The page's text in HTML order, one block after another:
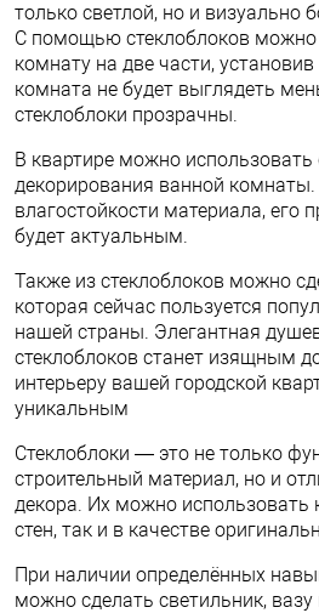
только светлой, но и визуально
С помощью стеклоблоков
комнату на две части,
комната не будет выглядеть
стеклоблоки прозрачны.
В квартире можно использовать
декорирования ванной комнаты.
влагостойкости материала, его
будет актуальным.
Также из стеклоблоков можно
которая сейчас пользуется
нашей страны. Элегантная
стеклоблоков станет изящным
интерьеру вашей городской
уникальным
Стеклоблоки — это не только
строительный материал, но и
декора. Их можно использовать
стен, так и в качестве
При наличии определённых
можно сделать светильник,